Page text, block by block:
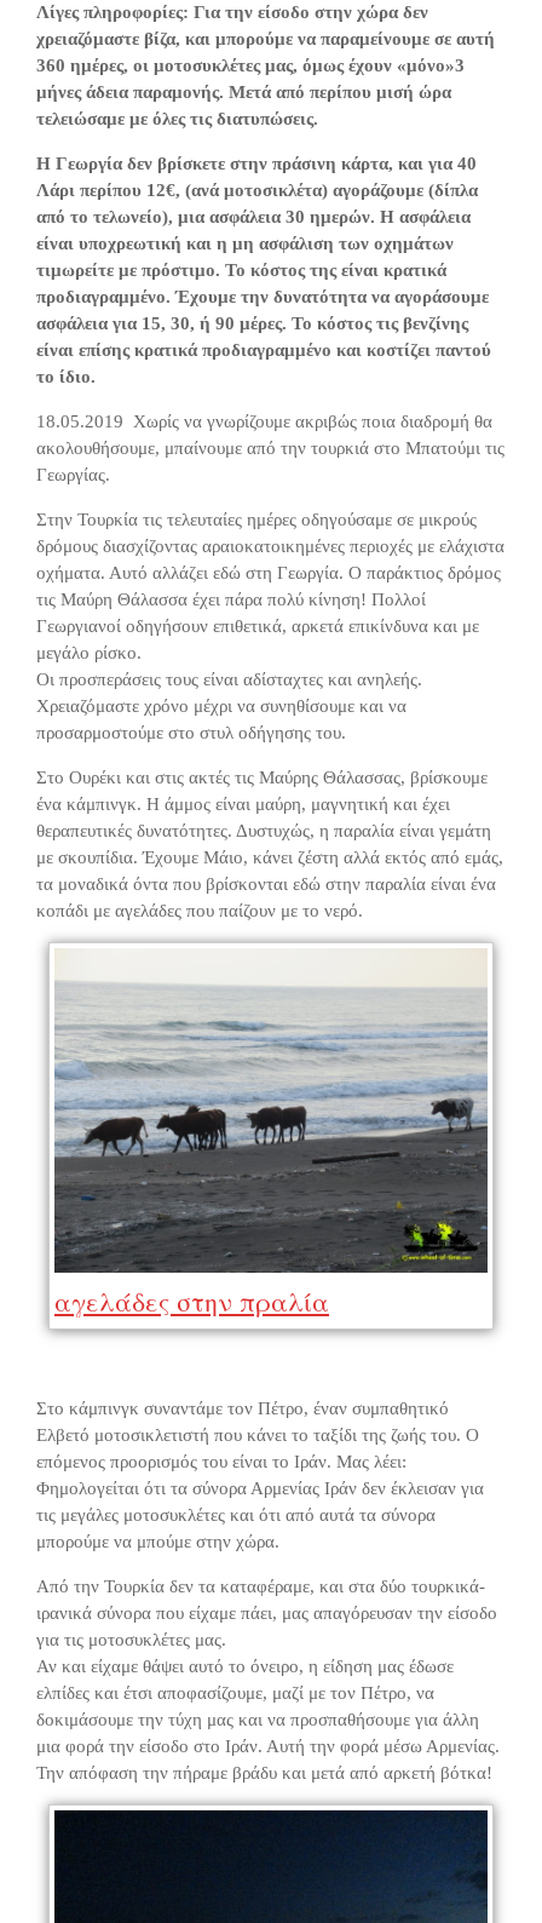
Λίγες πληροφορίες: Για την είσοδο στην χώρα δεν
χρειαζόμαστε βίζα, και μπορούμε να παραμείνουμε σε αυτή
360 ημέρες, οι μοτοσυκλέτες μας, όμως έχουν «μόνο»3
μήνες άδεια παραμονής. Μετά από περίπου μισή ώρα
τελειώσαμε με όλες τις διατυπώσεις.
Η Γεωργία δεν βρίσκετε στην πράσινη κάρτα, και για 40
Λάρι περίπου 12€, (ανά μοτοσικλέτα) αγοράζουμε (δίπλα
από το τελωνείο), μια ασφάλεια 30 ημερών. Η ασφάλεια
είναι υποχρεωτική και η μη ασφάλιση των οχημάτων
τιμωρείτε με πρόστιμο. Το κόστος της είναι κρατικά
προδιαγραμμένο. Έχουμε την δυνατότητα να αγοράσουμε
ασφάλεια για 15, 30, ή 90 μέρες. Το κόστος τις βενζίνης
είναι επίσης κρατικά προδιαγραμμένο και κοστίζει παντού
το ίδιο.
18.05.2019 Χωρίς να γνωρίζουμε ακριβώς ποια διαδρομή θα
ακολουθήσουμε, μπαίνουμε από την τουρκιά στο Μπατούμι τις
Γεωργίας.
Στην Τουρκία τις τελευταίες ημέρες οδηγούσαμε σε μικρούς
δρόμους διασχίζοντας αραιοκατοικημένες περιοχές με ελάχιστα
οχήματα. Αυτό αλλάζει εδώ στη Γεωργία. Ο παράκτιος δρόμος
τις Μαύρη Θάλασσα έχει πάρα πολύ κίνηση! Πολλοί
Γεωργιανοί οδηγήσουν επιθετικά, αρκετά επικίνδυνα και με
μεγάλο ρίσκο.
Οι προσπεράσεις τους είναι αδίσταχτες και ανηλεής.
Χρειαζόμαστε χρόνο μέχρι να συνηθίσουμε και να
προσαρμοστούμε στο στυλ οδήγησης του.
Στο Ουρέκι και στις ακτές τις Μαύρης Θάλασσας, βρίσκουμε
ένα κάμπινγκ. Η άμμος είναι μαύρη, μαγνητική και έχει
θεραπευτικές δυνατότητες. Δυστυχώς, η παραλία είναι γεμάτη
με σκουπίδια. Έχουμε Μάιο, κάνει ζέστη αλλά εκτός από εμάς,
τα μοναδικά όντα που βρίσκονται εδώ στην παραλία είναι ένα
κοπάδι με αγελάδες που παίζουν με το νερό.
αγελάδες στην πραλία
Στο κάμπινγκ συναντάμε τον Πέτρο, έναν συμπαθητικό
Ελβετό μοτοσικλετιστή που κάνει το ταξίδι της ζωής του. Ο
επόμενος προορισμός του είναι το Ιράν. Μας λέει:
Φημολογείται ότι τα σύνορα Αρμενίας Ιράν δεν έκλεισαν για
τις μεγάλες μοτοσυκλέτες και ότι από αυτά τα σύνορα
μπορούμε να μπούμε στην χώρα.
Από την Τουρκία δεν τα καταφέραμε, και στα δύο τουρκικά-
ιρανικά σύνορα που είχαμε πάει, μας απαγόρευσαν την είσοδο
για τις μοτοσυκλέτες μας.
Αν και είχαμε θάψει αυτό το όνειρο, η είδηση μας έδωσε
ελπίδες και έτσι αποφασίζουμε, μαζί με τον Πέτρο, να
δοκιμάσουμε την τύχη μας και να προσπαθήσουμε για άλλη
μια φορά την είσοδο στο Ιράν. Αυτή την φορά μέσω Αρμενίας.
Την απόφαση την πήραμε βράδυ και μετά από αρκετή βότκα!